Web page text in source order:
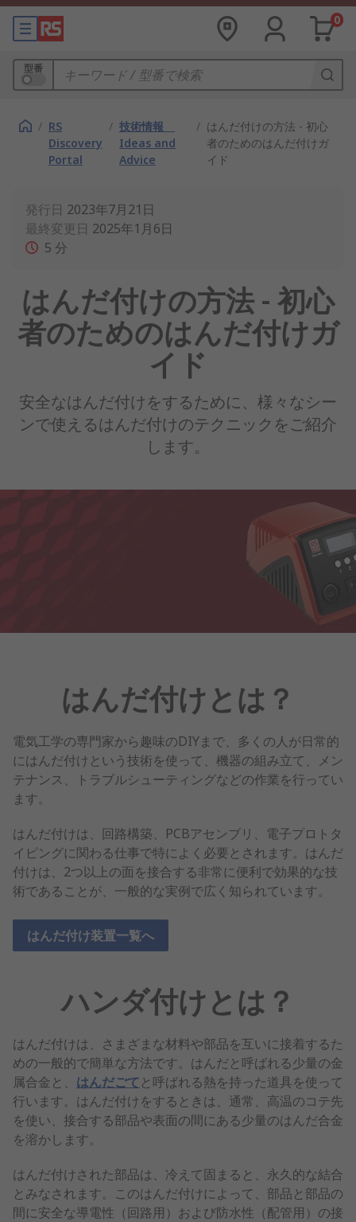
0
型番
/ RS
Discovery
Portal
/ 技術情報
Ideas and
Advice
/ はんだ付けの方法 - 初心
者のためのはんだ付けガ
イド
発行日 2023年7月21日
最終変更日 2025年1月6日
5 分
はんだ付けの方法 - 初心
者のためのはんだ付けガ
イド
安全なはんだ付けをするために、様々なシー
ンで使えるはんだ付けのテクニックをご紹介
します。
はんだ付けとは？
電気工学の専門家から趣味のDIYまで、多くの人が日常的
にはんだ付けという技術を使って、機器の組み立て、メン
テナンス、トラブルシューティングなどの作業を行ってい
ます。
はんだ付けは、回路構築、PCBアセンブリ、電子プロトタ
イピングに関わる仕事で特によく必要とされます。はんだ
付けは、2つ以上の面を接合する非常に便利で効果的な技
術であることが、一般的な実例で広く知られています。
はんだ付け装置一覧へ
ハンダ付けとは？
はんだ付けは、さまざまな材料や部品を互いに接着するた
めの一般的で簡単な方法です。はんだと呼ばれる少量の金
属合金と、 はんだごてと呼ばれる熱を持った道具を使って
行います。はんだ付けをするときは、通常、高温のコテ先
を使い、接合する部品や表面の間にある少量のはんだ合金
を溶かします。
はんだ付けされた部品は、冷えて固まると、永久的な結合
とみなされます。このはんだ付けによって、部品と部品の
間に安全な導電性（回路用）および防水性（配管用）の接